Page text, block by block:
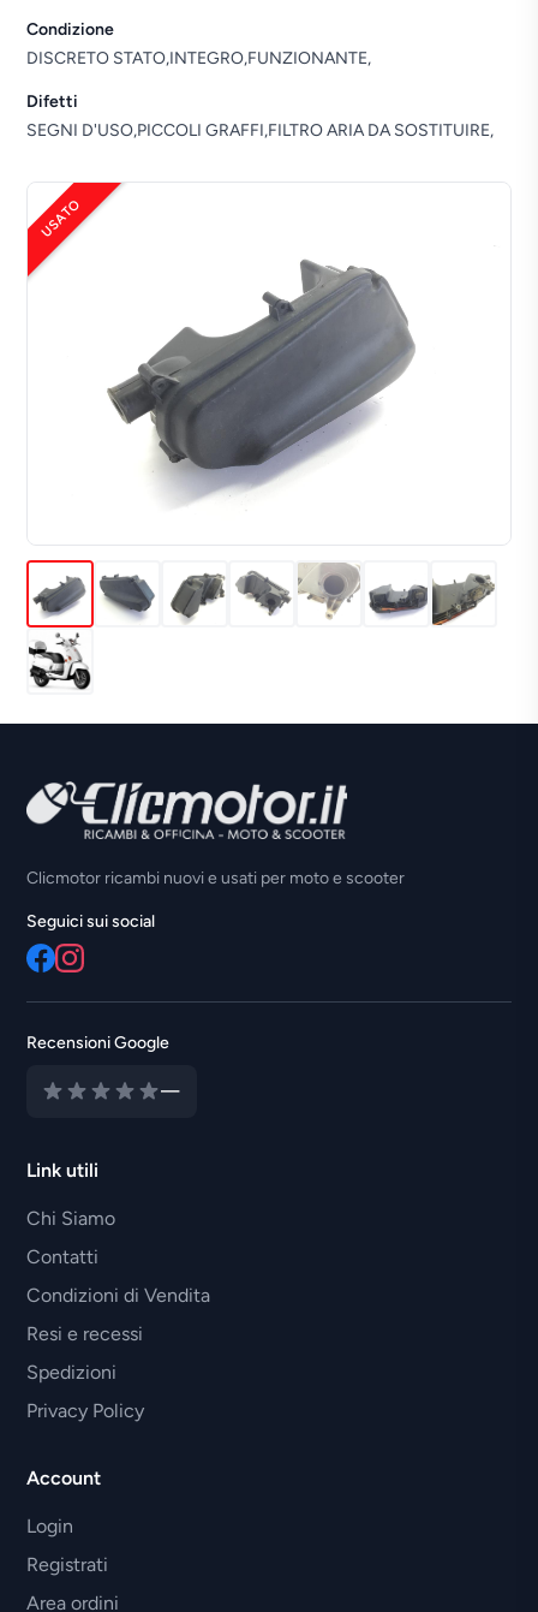
USATO
Condizione
DISCRETO STATO,INTEGRO,FUNZIONANTE,
Difetti
SEGNI D'USO,PICCOLI GRAFFI,FILTRO ARIA DA SOSTITUIRE,
Clicmotor ricambi nuovi e usati per moto e scooter
Seguici sui social
Recensioni Google
—
Link utili
Chi Siamo
Contatti
Condizioni di Vendita
Resi e recessi
Spedizioni
Privacy Policy
Account
Login
Registrati
Area ordini